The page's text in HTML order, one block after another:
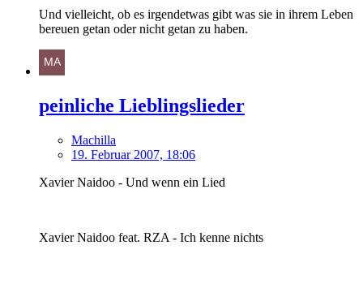
Und vielleicht, ob es irgendetwas gibt was sie in ihrem Leben
bereuen getan oder nicht getan zu haben.
peinliche Lieblingslieder
Machilla
19. Februar 2007, 18:06
Xavier Naidoo - Und wenn ein Lied
Xavier Naidoo feat. RZA - Ich kenne nichts